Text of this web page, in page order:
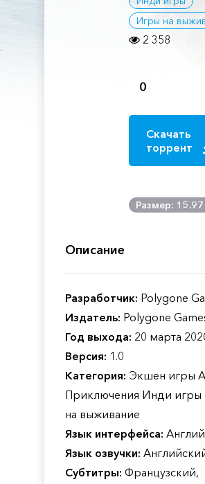
Игры на
2 358
0
Скачать
торрент
Размер: 15.97
Описание
Разработчик: Polygone
Издатель: Polygone
Год выхода: 20 марта
Версия: 1.0
Категория: Экшен игры
Приключения Инди игры
на выживание
Язык интерфейса:
Язык озвучки:
Субтитры: Французский,